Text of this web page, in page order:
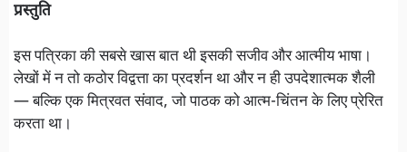
प्रस्तुति
इस पत्रिका की सबसे खास बात थी इसकी सजीव और आत्मीय भाषा।
लेखों में न तो कठोर विद्वत्ता का प्रदर्शन था और न ही उपदेशात्मक शैली
— बल्कि एक मित्रवत संवाद, जो पाठक को आत्म-चिंतन के लिए प्रेरित
करता था।